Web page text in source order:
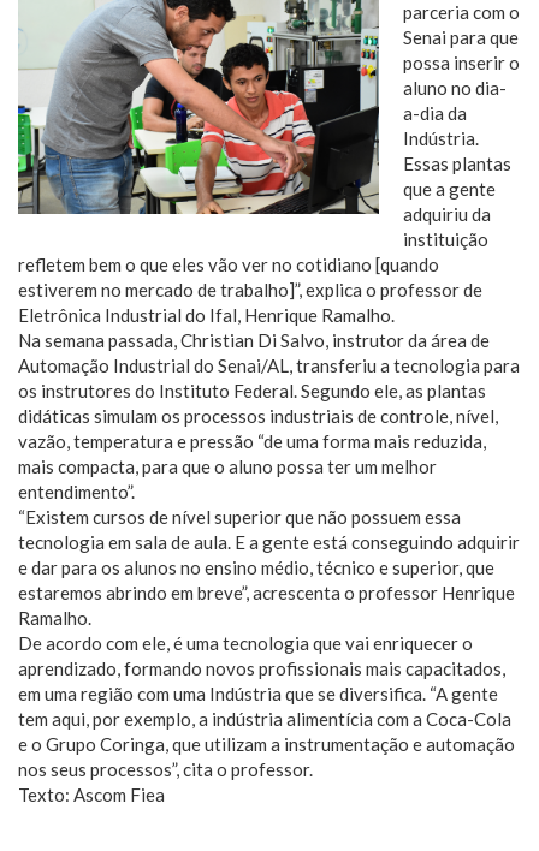
parceria com o
Senai para que
possa inserir o
aluno no dia-
a-dia da
Indústria.
Essas plantas
que a gente
adquiriu da
instituição
refletem bem o que eles vão ver no cotidiano [quando
estiverem no mercado de trabalho]”, explica o professor de
Eletrônica Industrial do Ifal, Henrique Ramalho.
Na semana passada, Christian Di Salvo, instrutor da área de
Automação Industrial do Senai/AL, transferiu a tecnologia para
os instrutores do Instituto Federal. Segundo ele, as plantas
didáticas simulam os processos industriais de controle, nível,
vazão, temperatura e pressão “de uma forma mais reduzida,
mais compacta, para que o aluno possa ter um melhor
entendimento”.
“Existem cursos de nível superior que não possuem essa
tecnologia em sala de aula. E a gente está conseguindo adquirir
e dar para os alunos no ensino médio, técnico e superior, que
estaremos abrindo em breve”, acrescenta o professor Henrique
Ramalho.
De acordo com ele, é uma tecnologia que vai enriquecer o
aprendizado, formando novos profissionais mais capacitados,
em uma região com uma Indústria que se diversifica. “A gente
tem aqui, por exemplo, a indústria alimentícia com a Coca-Cola
e o Grupo Coringa, que utilizam a instrumentação e automação
nos seus processos”, cita o professor.
Texto: Ascom Fiea